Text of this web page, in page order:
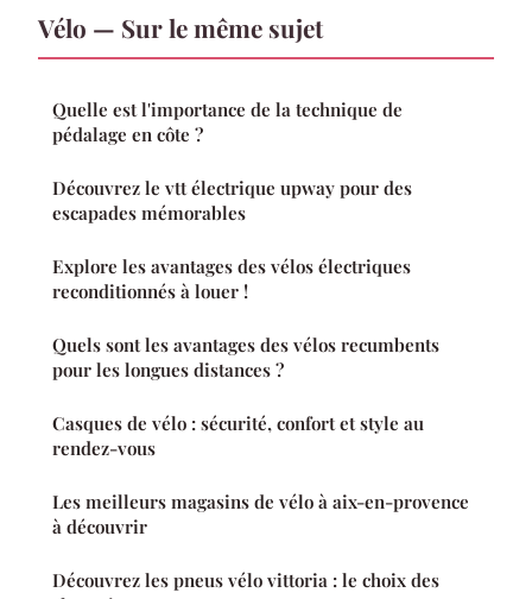
Vélo — Sur le même sujet
Quelle est l'importance de la technique de
pédalage en côte ?
Découvrez le vtt électrique upway pour des
escapades mémorables
Explore les avantages des vélos électriques
reconditionnés à louer !
Quels sont les avantages des vélos recumbents
pour les longues distances ?
Casques de vélo : sécurité, confort et style au
rendez-vous
Les meilleurs magasins de vélo à aix-en-provence
à découvrir
Découvrez les pneus vélo vittoria : le choix des